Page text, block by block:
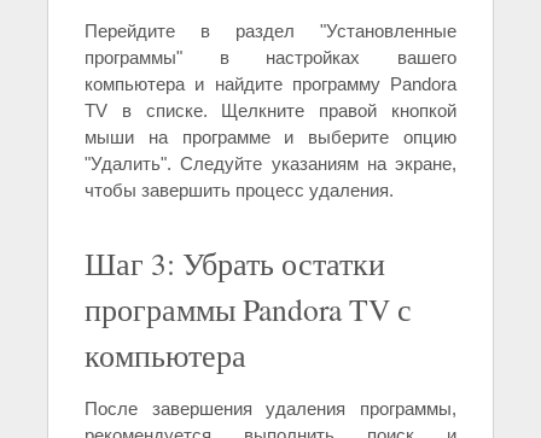
Перейдите в раздел "Установленные
программы" в настройках вашего
компьютера и найдите программу Pandora
TV в списке. Щелкните правой кнопкой
мыши на программе и выберите опцию
"Удалить". Следуйте указаниям на экране,
чтобы завершить процесс удаления.
Шаг 3: Убрать остатки
программы Pandora TV с
компьютера
После завершения удаления программы,